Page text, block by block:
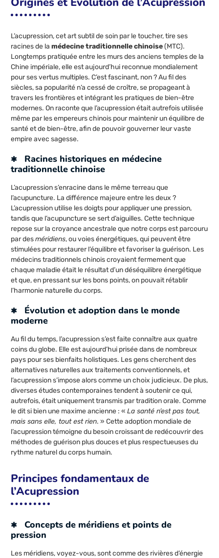
L’acupression, cet art subtil de soin par le toucher, tire ses
racines de lamédecine traditionnelle chinoise(MTC).
Longtemps pratiquée entre les murs des anciens temples de la
Chine impériale, elle est aujourd’hui reconnue mondialement
pour ses vertus multiples. C’est fascinant, non ? Au fil des
siècles, sa popularité n’a cessé de croître, se propageant à
travers les frontières et intégrant les pratiques de bien-être
modernes. On raconte que l’acupression était autrefois utilisée
même par les empereurs chinois pour maintenir un équilibre de
santé et de bien-être, afin de pouvoir gouverner leur vaste
empire avec sagesse.
Racines historiques en médecine
traditionnelle chinoise
L’acupression s’enracine dans le même terreau que
l’acupuncture. La différence majeure entre les deux ?
L’acupression utilise les doigts pour appliquer une pression,
tandis que l’acupuncture se sert d’aiguilles. Cette technique
repose sur la croyance ancestrale que notre corps est parcouru
par desméridiens, ou voies énergétiques, qui peuvent être
stimulées pour restaurer l’équilibre et favoriser la guérison. Les
médecins traditionnels chinois croyaient fermement que
chaque maladie était le résultat d’un déséquilibre énergétique
et que, en pressant sur les bons points, on pouvait rétablir
l’harmonie naturelle du corps.
Évolution et adoption dans le monde
moderne
Au fil du temps, l’acupression s’est faite connaître aux quatre
coins du globe. Elle est aujourd’hui prisée dans de nombreux
pays pour ses bienfaits holistiques. Les gens cherchent des
alternatives naturelles aux traitements conventionnels, et
l’acupression s’impose alors comme un choix judicieux. De plus,
diverses études contemporaines tendent à soutenir ce qui,
autrefois, était uniquement transmis par tradition orale. Comme
le dit si bien une maxime ancienne : «La santé n’est pas tout,
mais sans elle, tout est rien. » Cette adoption mondiale de
l’acupression témoigne du besoin croissant de redécouvrir des
méthodes de guérison plus douces et plus respectueuses du
rythme naturel du corps humain.
Principes fondamentaux de
l’Acupression
Concepts de méridiens et points de
pression
Les méridiens, voyez-vous, sont comme des rivières d’énergie